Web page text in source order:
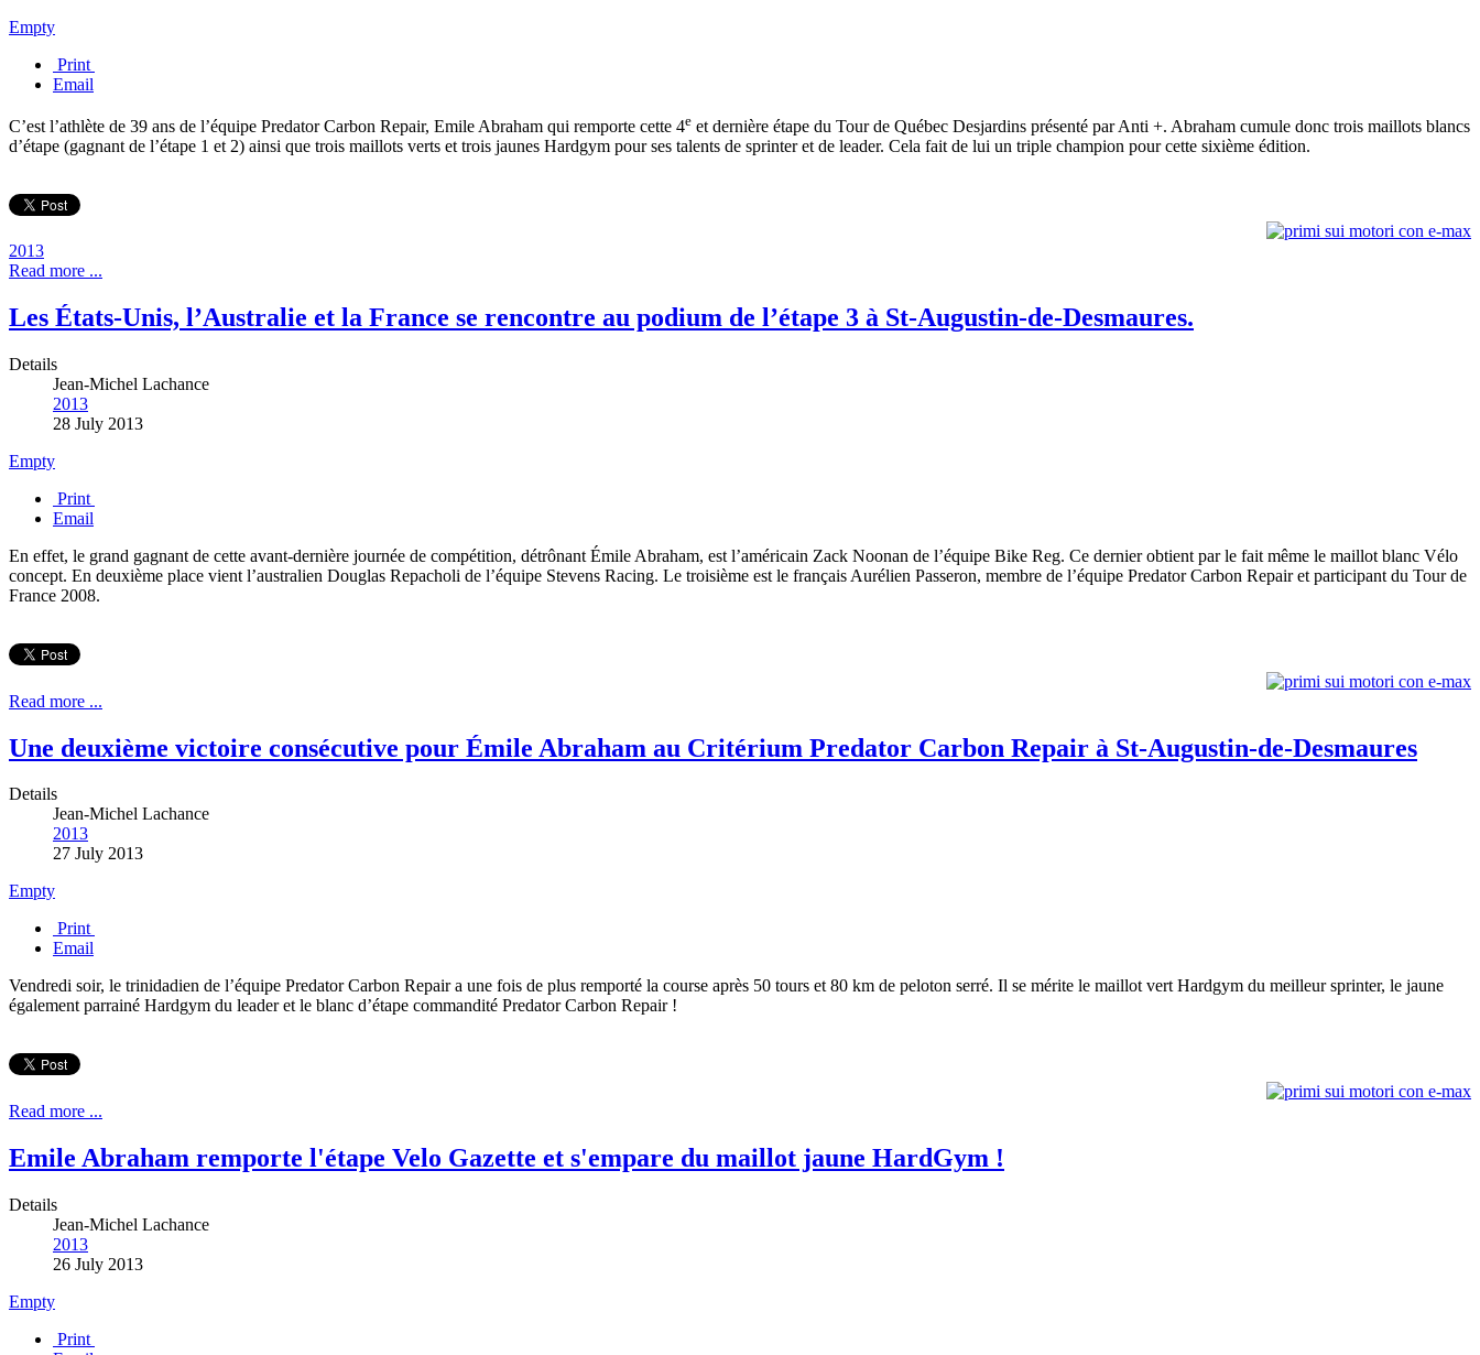
Empty
Print
Email
C’est l’athlète de 39 ans de l’équipe Predator Carbon Repair, Emile Abraham qui remporte cette 4e et dernière étape du Tour de Québec Desjardins présenté par Anti +. Abraham cumule donc trois maillots blancs
d’étape (gagnant de l’étape 1 et 2) ainsi que trois maillots verts et trois jaunes Hardgym pour ses talents de sprinter et de leader. Cela fait de lui un triple champion pour cette sixième édition.
2013
Read more ...
Les États-Unis, l’Australie et la France se rencontre au podium de l’étape 3 à St-Augustin-de-Desmaures.
Details
Jean-Michel Lachance
2013
28 July 2013
Empty
Print
Email
En effet, le grand gagnant de cette avant-dernière journée de compétition, détrônant Émile Abraham, est l’américain Zack Noonan de l’équipe Bike Reg. Ce dernier obtient par le fait même le maillot blanc Vélo
concept. En deuxième place vient l’australien Douglas Repacholi de l’équipe Stevens Racing. Le troisième est le français Aurélien Passeron, membre de l’équipe Predator Carbon Repair et participant du Tour de
France 2008.
Read more ...
Une deuxième victoire consécutive pour Émile Abraham au Critérium Predator Carbon Repair à St-Augustin-de-Desmaures
Details
Jean-Michel Lachance
2013
27 July 2013
Empty
Print
Email
Vendredi soir, le trinidadien de l’équipe Predator Carbon Repair a une fois de plus remporté la course après 50 tours et 80 km de peloton serré. Il se mérite le maillot vert Hardgym du meilleur sprinter, le jaune
également parrainé Hardgym du leader et le blanc d’étape commandité Predator Carbon Repair !
Read more ...
Emile Abraham remporte l'étape Velo Gazette et s'empare du maillot jaune HardGym !
Details
Jean-Michel Lachance
2013
26 July 2013
Empty
Print